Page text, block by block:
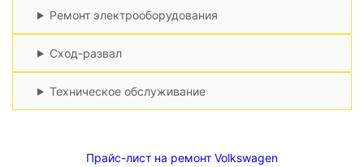
Ремонт электрооборудования
Сход-развал
Техническое обслуживание
Прайс-лист на ремонт Volkswagen